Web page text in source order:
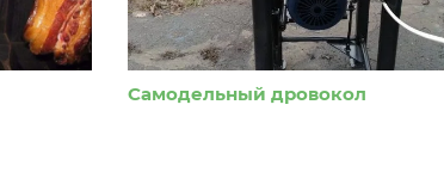
Самодельный дровокол